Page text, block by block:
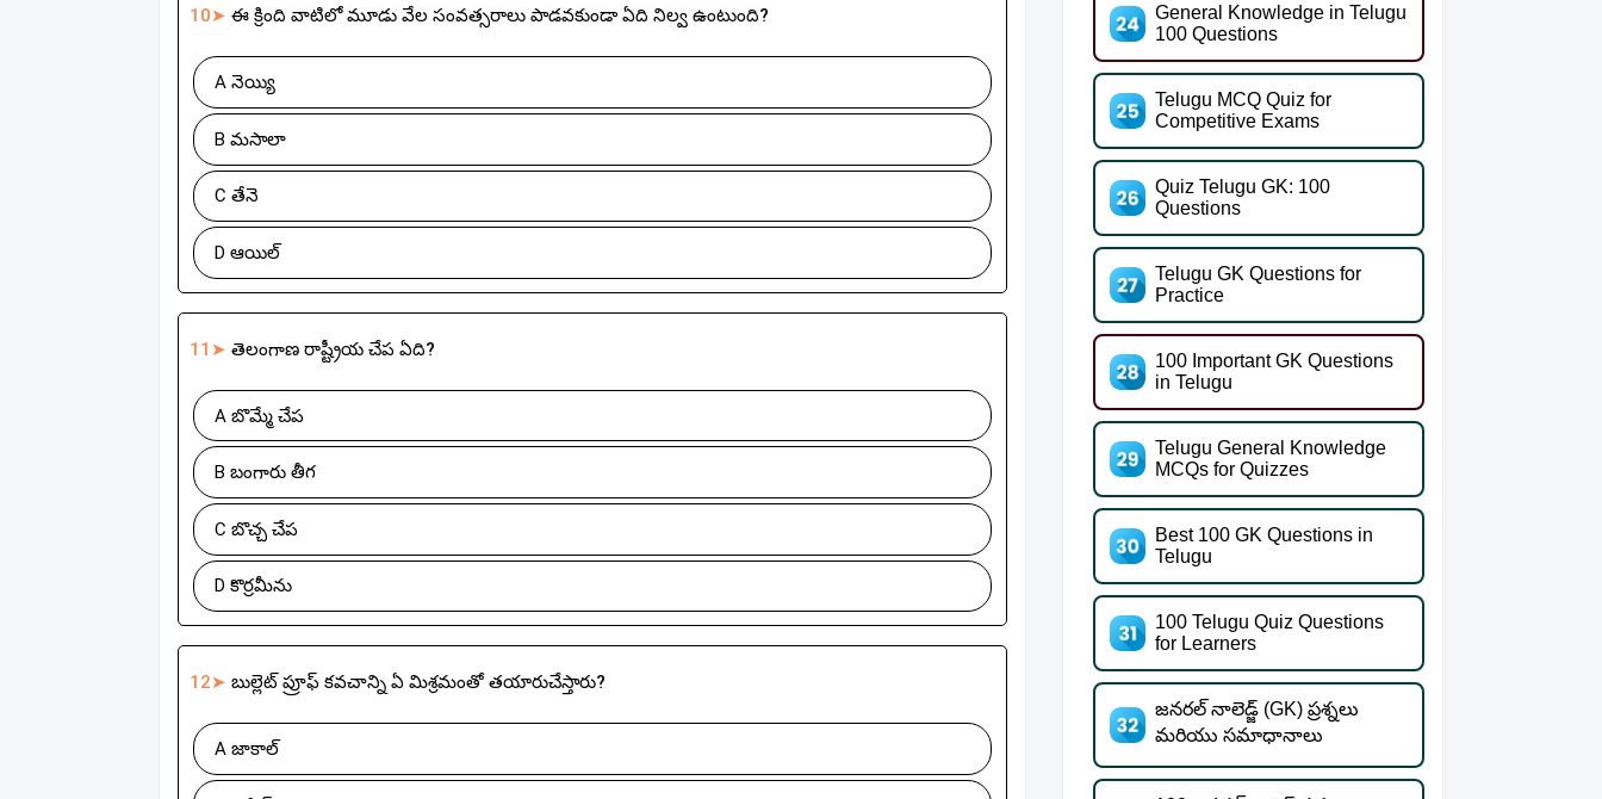
10➤ ఈ క్రింది వాటిలో మూడు వేల సంవత్సరాలు పాడవకుండా ఏది నిల్వ ఉంటుంది?
A నెయ్యి
B మసాలా
C తేనె
D ఆయిల్
11➤ తెలంగాణ రాష్ట్రీయ చేప ఏది?
A బొమ్మే చేప
B బంగారు తీగ
C బొచ్చ చేప
D కొర్రమీను
12➤ బుల్లెట్ ప్రూఫ్ కవచాన్ని ఏ మిశ్రమంతో తయారుచేస్తారు?
A జాకాల్
General Knowledge in Telugu
100 Questions
Telugu MCQ Quiz for
Competitive Exams
Quiz Telugu GK: 100
Questions
Telugu GK Questions for
Practice
100 Important GK Questions
in Telugu
Telugu General Knowledge
MCQs for Quizzes
Best 100 GK Questions in
Telugu
100 Telugu Quiz Questions
for Learners
జనరల్ నాలెడ్జ్ (GK) ప్రశ్నలు
మరియు సమాధానాలు